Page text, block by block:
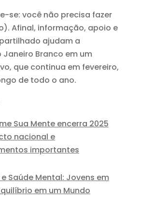
se: você não precisa fazer
Afinal, informação, apoio e
ajudam a
Branco em um
que continua em fevereiro,
de todo o ano.
Sua Mente encerra 2025
nacional e
importantes
Saúde Mental: Jovens em
em um Mundo